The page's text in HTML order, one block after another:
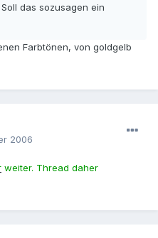
das sozusagen ein
Farbtönen, von goldgelb
2006
weiter. Thread daher